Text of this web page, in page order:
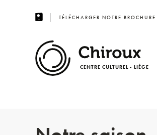
TÉLÉCHARGER NOTRE BROCHURE
CENTRE CULTUREL - LIÈGE